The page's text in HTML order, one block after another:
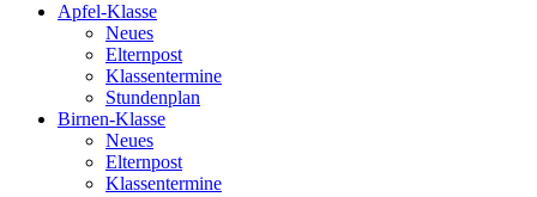
Apfel-Klasse
Neues
Elternpost
Klassentermine
Stundenplan
Birnen-Klasse
Neues
Elternpost
Klassentermine